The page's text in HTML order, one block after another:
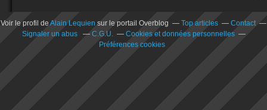
Voir le profil de Alain Lequien sur le portail Overblog Top articles
Contact
Signaler un abus
C.G.U.
Cookies et données personnelles
Préférences cookies